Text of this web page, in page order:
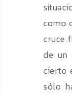
como
cruce
de un
cierto
sólo